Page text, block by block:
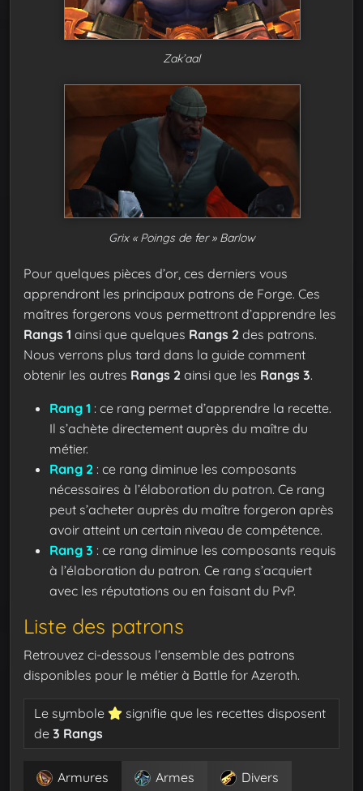
Zak’aal
Grix « Poings de fer » Barlow
Pour quelques pièces d’or, ces derniers vous
apprendront les principaux patrons de Forge. Ces
maîtres forgerons vous permettront d’apprendre les
Rangs 1 ainsi que quelques Rangs 2 des patrons.
Nous verrons plus tard dans la guide comment
obtenir les autres Rangs 2 ainsi que les Rangs 3.
Rang 1 : ce rang permet d’apprendre la recette.
Il s’achète directement auprès du maître du
métier.
Rang 2 : ce rang diminue les composants
nécessaires à l’élaboration du patron. Ce rang
peut s’acheter auprès du maître forgeron après
avoir atteint un certain niveau de compétence.
Rang 3 : ce rang diminue les composants requis
à l’élaboration du patron. Ce rang s’acquiert
avec les réputations ou en faisant du PvP.
Liste des patrons
Retrouvez ci-dessous l’ensemble des patrons
disponibles pour le métier à Battle for Azeroth.
Le symbole
signifie que les recettes disposent
de 3 Rangs
Armures Armes Divers